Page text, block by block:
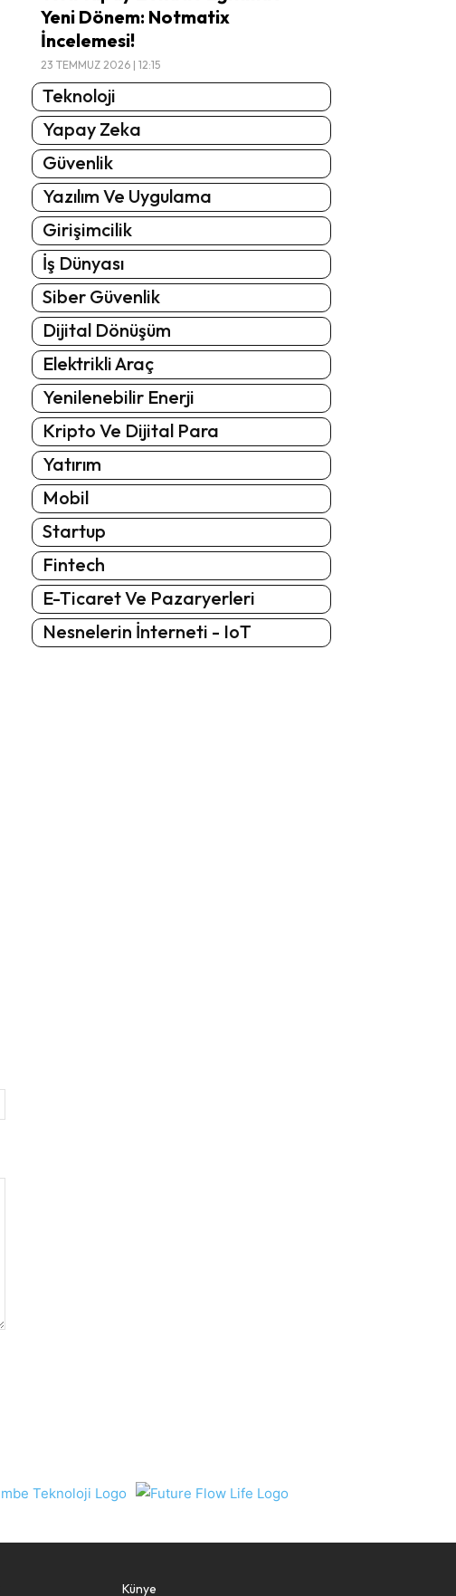
Yeni Dönem: Notmatix
İncelemesi!
23 TEMMUZ 2026 | 12:15
Teknoloji
Yapay Zeka
Güvenlik
Yazılım Ve Uygulama
Girişimcilik
İş Dünyası
Siber Güvenlik
Dijital Dönüşüm
Elektrikli Araç
Yenilenebilir Enerji
Kripto Ve Dijital Para
Yatırım
Mobil
Startup
Fintech
E-Ticaret Ve Pazaryerleri
Nesnelerin İnterneti - IoT
Künye